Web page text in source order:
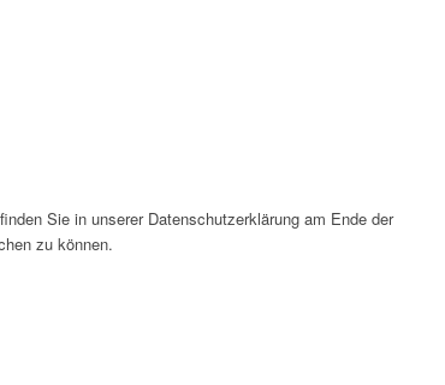
Sie in unserer Datenschutzerklärung am Ende der
zu können.